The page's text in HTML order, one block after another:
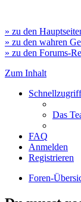
» zu den
» zu den wahren
» zu den Forums-
Zum Inhalt
Schnellzugriff
Das
FAQ
Anmelden
Registrieren
Foren-